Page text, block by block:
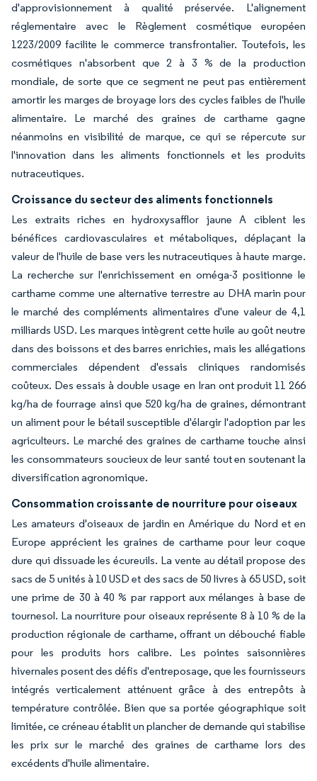
d'approvisionnement à qualité préservée. L'alignement
réglementaire avec le Règlement cosmétique européen
1223/2009 facilite le commerce transfrontalier. Toutefois, les
cosmétiques n'absorbent que 2 à 3 % de la production
mondiale, de sorte que ce segment ne peut pas entièrement
amortir les marges de broyage lors des cycles faibles de l'huile
alimentaire. Le marché des graines de carthame gagne
néanmoins en visibilité de marque, ce qui se répercute sur
l'innovation dans les aliments fonctionnels et les produits
nutraceutiques.
Croissance du secteur des aliments fonctionnels
Les extraits riches en hydroxysafflor jaune A ciblent les
bénéfices cardiovasculaires et métaboliques, déplaçant la
valeur de l'huile de base vers les nutraceutiques à haute marge.
La recherche sur l'enrichissement en oméga-3 positionne le
carthame comme une alternative terrestre au DHA marin pour
le marché des compléments alimentaires d'une valeur de 4,1
milliards USD. Les marques intègrent cette huile au goût neutre
dans des boissons et des barres enrichies, mais les allégations
commerciales dépendent d'essais cliniques randomisés
coûteux. Des essais à double usage en Iran ont produit 11 266
kg/ha de fourrage ainsi que 520 kg/ha de graines, démontrant
un aliment pour le bétail susceptible d'élargir l'adoption par les
agriculteurs. Le marché des graines de carthame touche ainsi
les consommateurs soucieux de leur santé tout en soutenant la
diversification agronomique.
Consommation croissante de nourriture pour oiseaux
Les amateurs d'oiseaux de jardin en Amérique du Nord et en
Europe apprécient les graines de carthame pour leur coque
dure qui dissuade les écureuils. La vente au détail propose des
sacs de 5 unités à 10 USD et des sacs de 50 livres à 65 USD, soit
une prime de 30 à 40 % par rapport aux mélanges à base de
tournesol. La nourriture pour oiseaux représente 8 à 10 % de la
production régionale de carthame, offrant un débouché fiable
pour les produits hors calibre. Les pointes saisonnières
hivernales posent des défis d'entreposage, que les fournisseurs
intégrés verticalement atténuent grâce à des entrepôts à
température contrôlée. Bien que sa portée géographique soit
limitée, ce créneau établit un plancher de demande qui stabilise
les prix sur le marché des graines de carthame lors des
excédents d'huile alimentaire.